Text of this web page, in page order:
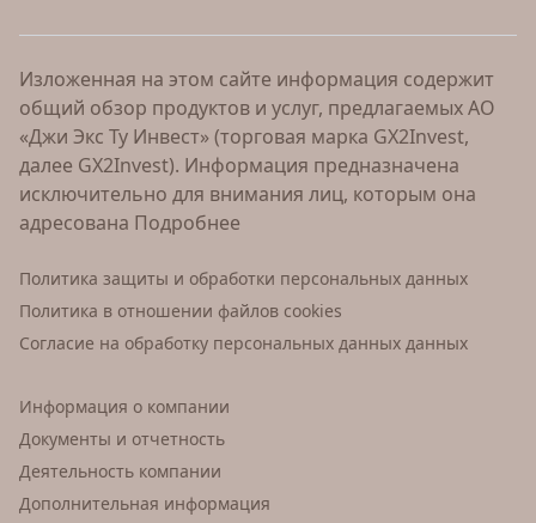
Изложенная на этом сайте информация содержит
общий обзор продуктов и услуг, предлагаемых АО
«Джи Экс Ту Инвест» (торговая марка GX2Invest,
далее GX2Invest). Информация предназначена
исключительно для внимания лиц, которым она
адресована Подробнее
Политика защиты и обработки персональных данных
Политика в отношении файлов cookies
Согласие на обработку персональных данных данных
Информация о компании
Документы и отчетность
Деятельность компании
Дополнительная информация